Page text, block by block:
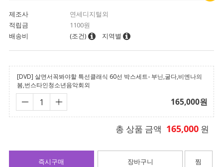
제조사
연세디지털외
적립금
1100원
배송비
(조건) 지역별
[DVD] 살면서꼭봐야할 특선클래식 60선 박스세트- 부닌,굴다,비엔나의
봄,번스타인청소년음악회외
165,000원
총 상품 금액 165,000 원
장바구니
즉시구매 찜